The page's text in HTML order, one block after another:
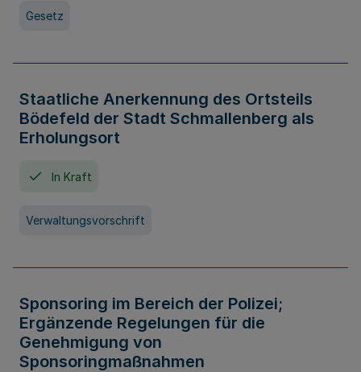
Gesetz
Staatliche Anerkennung des Ortsteils
Bödefeld der Stadt Schmallenberg als
Erholungsort
In Kraft
Verwaltungsvorschrift
Sponsoring im Bereich der Polizei;
Ergänzende Regelungen für die
Genehmigung von
Sponsoringmaßnahmen